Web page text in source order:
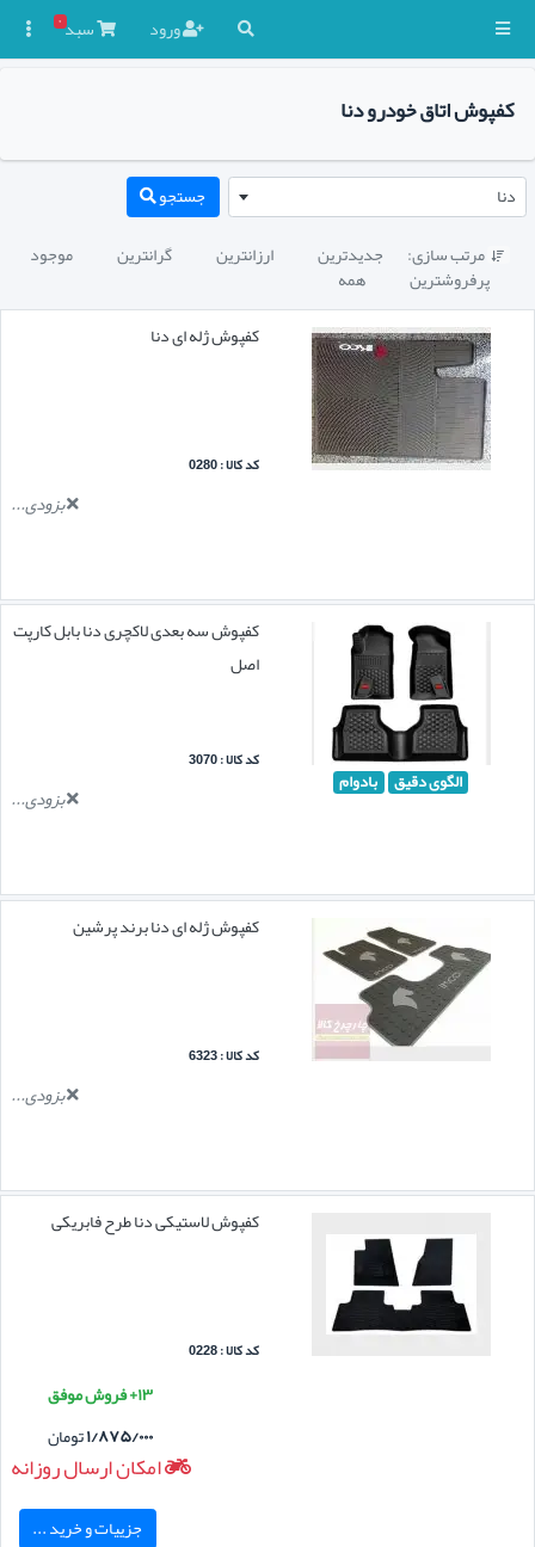
ورود سبد۰
کفپوش اتاق خودرو دنا
دنا جستجو
 مرتب سازی: جدیدترین ارزانترین گرانترین موجود
پرفروشترین
همه
کفپوش ژله ای دنا
کد کالا : 0280
بزودی...
الگوی دقیق بادوام
کفپوش سه بعدی لاکچری دنا بابل کارپت
اصل
کد کالا : 3070
بزودی...
کفپوش ژله ای دنا برند پرشین
کد کالا : 6323
بزودی...
کفپوش لاستیکی دنا طرح فابریکی
کد کالا : 0228
۱۳+ فروش موفق
۱/۸۷۵/۰۰۰تومان
امکان ارسال روزانه
جزییات و خرید ...